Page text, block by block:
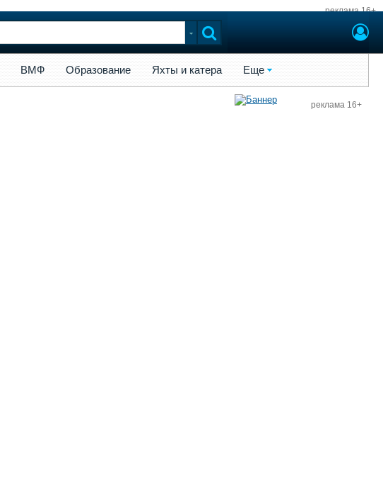
реклама 16+
ВМФ Образование Яхты и катера Еще
реклама 16+